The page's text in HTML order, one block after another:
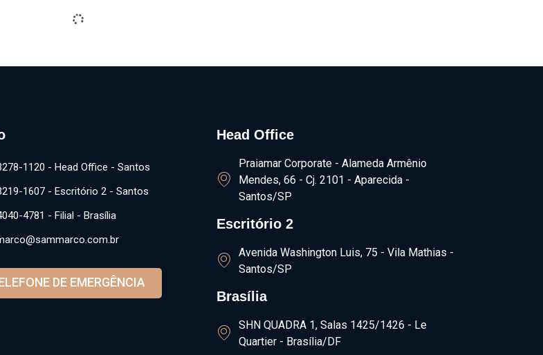
Justiça do Trabalho afasta
condena empresa por
discriminação etária.
Descumprimento de norma
coletiva x Tema 1..046 STF:
TST afasta condenação ao
pagamento de horas
extras.